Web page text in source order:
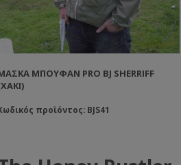
ΜΠΟΥΦΆΝ PRO BJ SHERRIFF
προϊόντος: BJS41